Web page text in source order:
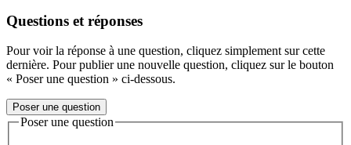
Questions et réponses
Pour voir la réponse à une question, cliquez simplement sur cette
dernière. Pour publier une nouvelle question, cliquez sur le bouton
« Poser une question » ci-dessous.
Poser une question
Poser une question